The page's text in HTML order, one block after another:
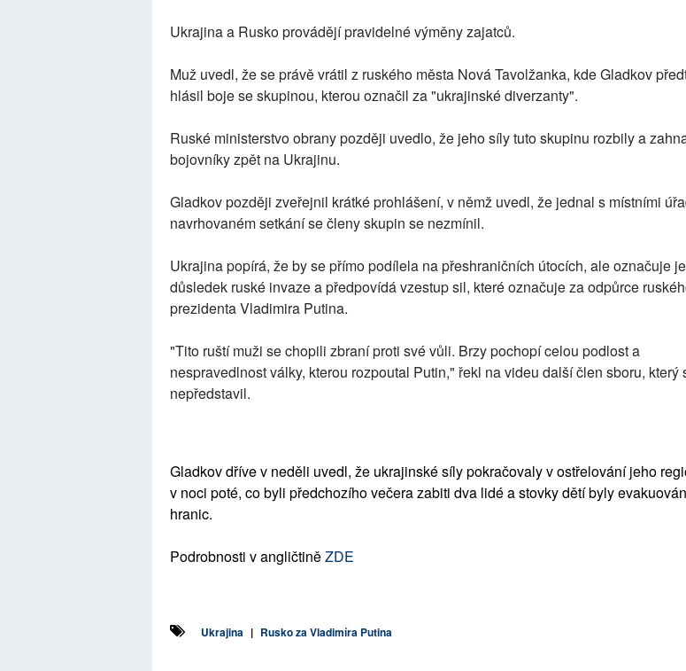
Ukrajina a Rusko provádějí pravidelné výměny zajatců.
Muž uvedl, že se právě vrátil z ruského města Nová Tavolžanka, kde Gladkov
hlásil boje se skupinou, kterou označil za "ukrajinské diverzanty".
Ruské ministerstvo obrany později uvedlo, že jeho síly tuto skupinu rozbily a
bojovníky zpět na Ukrajinu.
Gladkov později zveřejnil krátké prohlášení, v němž uvedl, že jednal s místními
navrhovaném setkání se členy skupin se nezmínil.
Ukrajina popírá, že by se přímo podílela na přeshraničních útocích, ale označuje
důsledek ruské invaze a předpovídá vzestup sil, které označuje za odpůrce
prezidenta Vladimira Putina.
"Tito ruští muži se chopili zbraní proti své vůli. Brzy pochopí celou podlost a
nespravedlnost války, kterou rozpoutal Putin," řekl na videu další člen sboru, který
nepředstavil.
Gladkov dříve v neděli uvedl, že ukrajinské síly pokračovaly v ostřelování jeho
v noci poté, co byli předchozího večera zabiti dva lidé a stovky dětí byly
hranic.
Podrobnosti v angličtiněZDE
Ukrajina | Rusko za Vladimíra Putina